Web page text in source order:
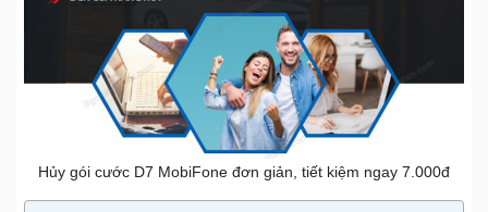
Hủy gói cước D7 MobiFone đơn giản, tiết kiệm ngay 7.000đ